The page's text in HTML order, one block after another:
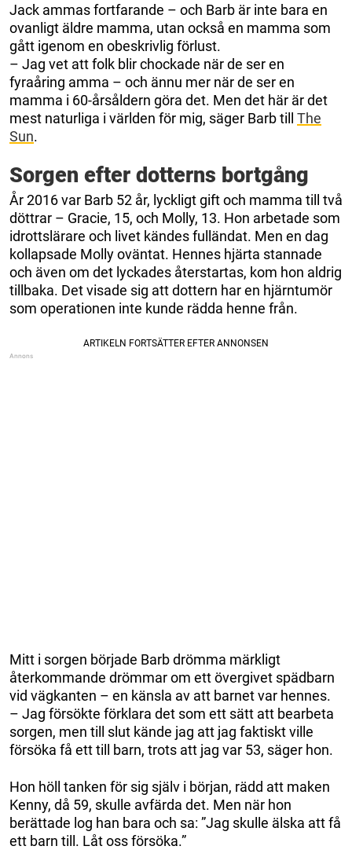
Jack ammas fortfarande – och Barb är inte bara en
ovanligt äldre mamma, utan också en mamma som
gått igenom en obeskrivlig förlust.
– Jag vet att folk blir chockade när de ser en
fyraåring amma – och ännu mer när de ser en
mamma i 60-årsåldern göra det. Men det här är det
mest naturliga i världen för mig, säger Barb till The
Sun.
Sorgen efter dotterns bortgång
År 2016 var Barb 52 år, lyckligt gift och mamma till två
döttrar – Gracie, 15, och Molly, 13. Hon arbetade som
idrottslärare och livet kändes fulländat. Men en dag
kollapsade Molly oväntat. Hennes hjärta stannade
och även om det lyckades återstartas, kom hon aldrig
tillbaka. Det visade sig att dottern har en hjärntumör
som operationen inte kunde rädda henne från.
Mitt i sorgen började Barb drömma märkligt
återkommande drömmar om ett övergivet spädbarn
vid vägkanten – en känsla av att barnet var hennes.
– Jag försökte förklara det som ett sätt att bearbeta
sorgen, men till slut kände jag att jag faktiskt ville
försöka få ett till barn, trots att jag var 53, säger hon.
Hon höll tanken för sig själv i början, rädd att maken
Kenny, då 59, skulle avfärda det. Men när hon
berättade log han bara och sa: ”Jag skulle älska att få
ett barn till. Låt oss försöka.”